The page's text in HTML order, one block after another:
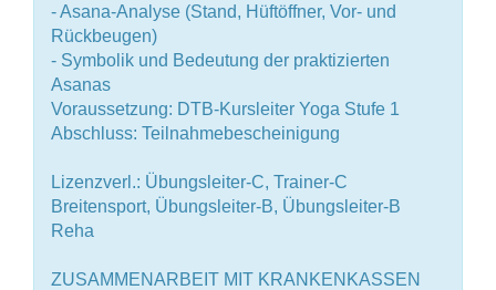
- Asana-Analyse (Stand, Hüftöffner, Vor- und
Rückbeugen)
- Symbolik und Bedeutung der praktizierten
Asanas
Voraussetzung: DTB-Kursleiter Yoga Stufe 1
Abschluss: Teilnahmebescheinigung
Lizenzverl.: Übungsleiter-C, Trainer-C
Breitensport, Übungsleiter-B, Übungsleiter-B
Reha
ZUSAMMENARBEIT MIT KRANKENKASSEN